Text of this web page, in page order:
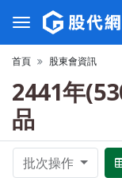
首頁 股東會資訊
2441年
品
批次操作